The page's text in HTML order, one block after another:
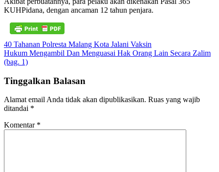
KUHPidana, dengan ancaman 12 tahun penjara.
Navigasi
pos
40 Tahanan Polresta Malang Kota Jalani Vaksin
Hukum Mengambil Dan Menguasai Hak Orang Lain Secara Zalim
(bag. 1)
Tinggalkan Balasan
Alamat email Anda tidak akan dipublikasikan. Ruas yang wajib
ditandai *
Komentar *